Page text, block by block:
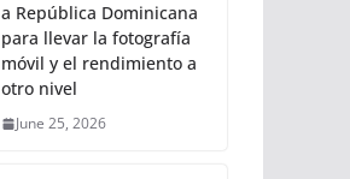
a República Dominicana
para llevar la fotografía
móvil y el rendimiento a
otro nivel
June 25, 2026